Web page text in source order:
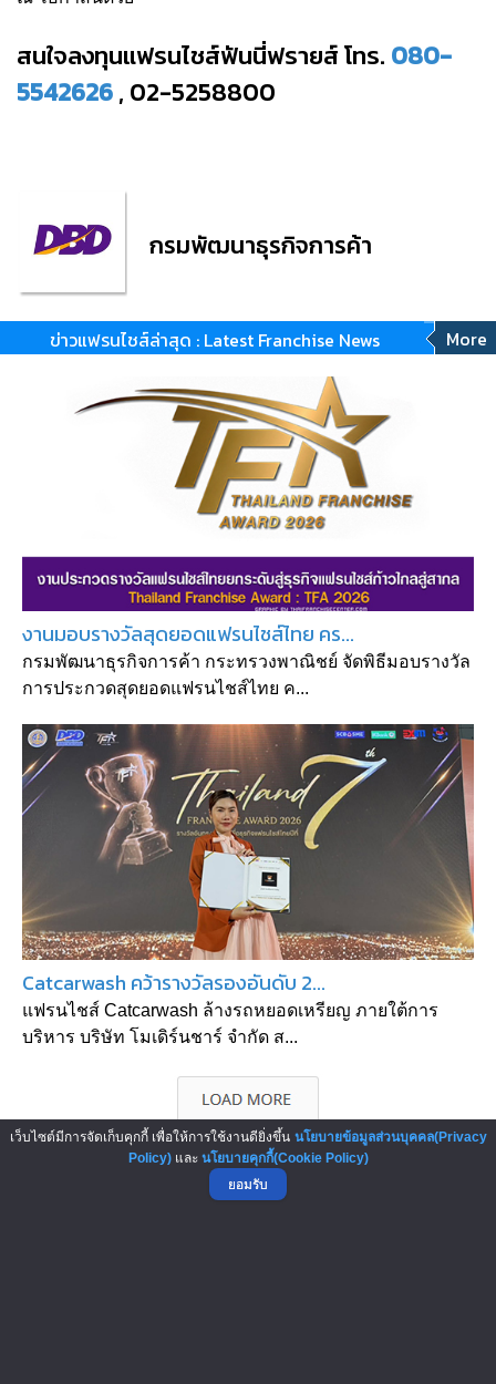
สนใจลงทุนแฟรนไชส์ฟันนี่ฟรายส์ โทร. 080-
5542626, 02-5258800
กรมพัฒนาธุรกิจการค้า
ข่าวแฟรนไชส์ล่าสุด : Latest Franchise News More
งานมอบรางวัลสุดยอดแฟรนไชส์ไทย คร...
กรมพัฒนาธุรกิจการค้า กระทรวงพาณิชย์ จัดพิธีมอบรางวัล
การประกวดสุดยอดแฟรนไชส์ไทย ค...
Catcarwash คว้ารางวัลรองอันดับ 2...
แฟรนไชส์ Catcarwash ล้างรถหยอดเหรียญ ภายใต้การ
บริหาร บริษัท โมเดิร์นชาร์ จำกัด ส...
▲ GO TO TOP
เว็บไซต์มีการจัดเก็บคุกกี้ เพื่อให้การใช้งานดียิ่งขึ้น นโยบายข้อมูลส่วนบุคคล(Privacy
Policy)และ นโยบายคุกกี้(Cookie Policy)
ยอมรับ